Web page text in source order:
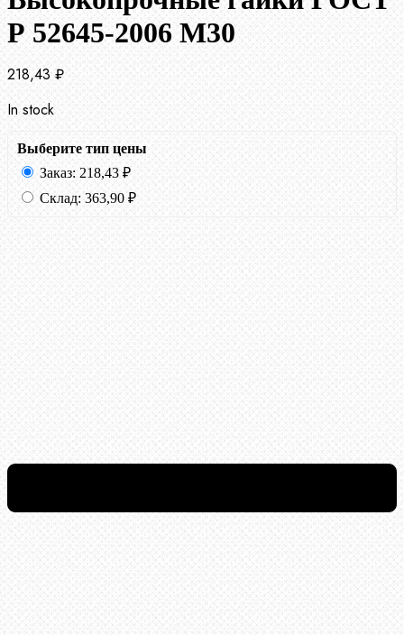
Р 52645-2006 М30
218,43 ₽
In stock
Выберите тип цены
Заказ: 218,43 ₽
Склад: 363,90 ₽